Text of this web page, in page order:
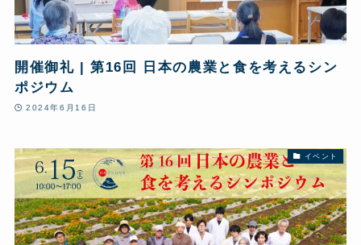
開催御礼 | 第16回 日本の農業と食を考えるシン
ポジウム
2024年6月16日
イベント